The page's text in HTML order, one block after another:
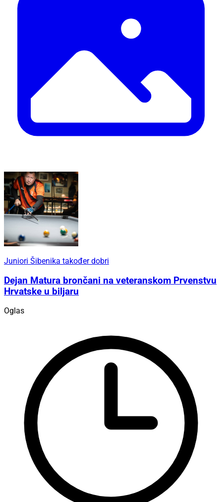
Juniori Šibenika također dobri
Dejan Matura brončani na veteranskom Prvenstvu
Hrvatske u biljaru
Oglas